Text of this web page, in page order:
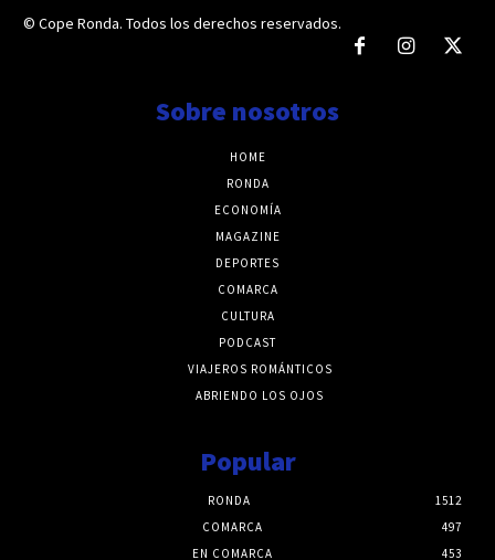
© Cope Ronda. Todos los derechos reservados.
Sobre nosotros
HOME
RONDA
ECONOMÍA
MAGAZINE
DEPORTES
COMARCA
CULTURA
PODCAST
VIAJEROS ROMÁNTICOS
ABRIENDO LOS OJOS
Popular
RONDA
1512
COMARCA
497
EN COMARCA
453